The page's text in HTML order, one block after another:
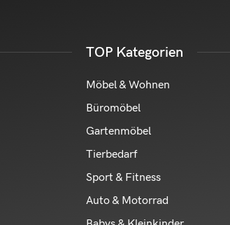
TOP Kategorien
Möbel & Wohnen
Büromöbel
Gartenmöbel
Tierbedarf
Sport & Fitness
Auto & Motorrad